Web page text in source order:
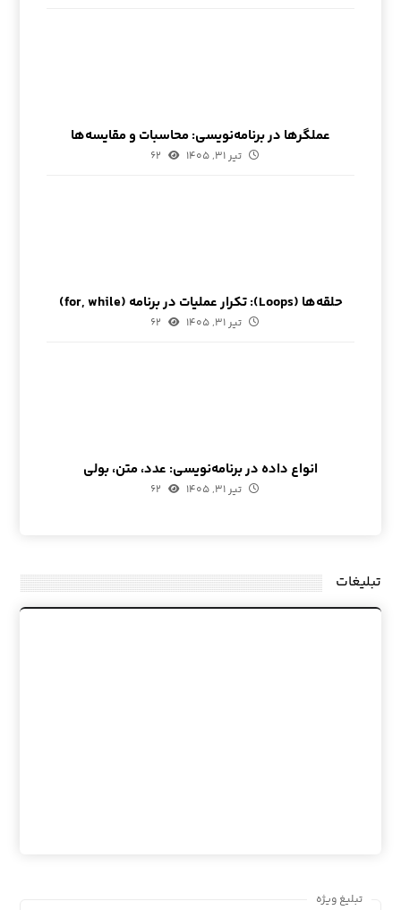
عملگرها در برنامه‌نویسی: محاسبات و مقایسه‌ها
تیر ۳۱, ۱۴۰۵ ۶۲
حلقه‌ها (Loops): تکرار عملیات در برنامه (for, while)
تیر ۳۱, ۱۴۰۵ ۶۲
انواع داده در برنامه‌نویسی: عدد، متن، بولی
تیر ۳۱, ۱۴۰۵ ۶۲
تبلیغات
تبلیغ ویژه